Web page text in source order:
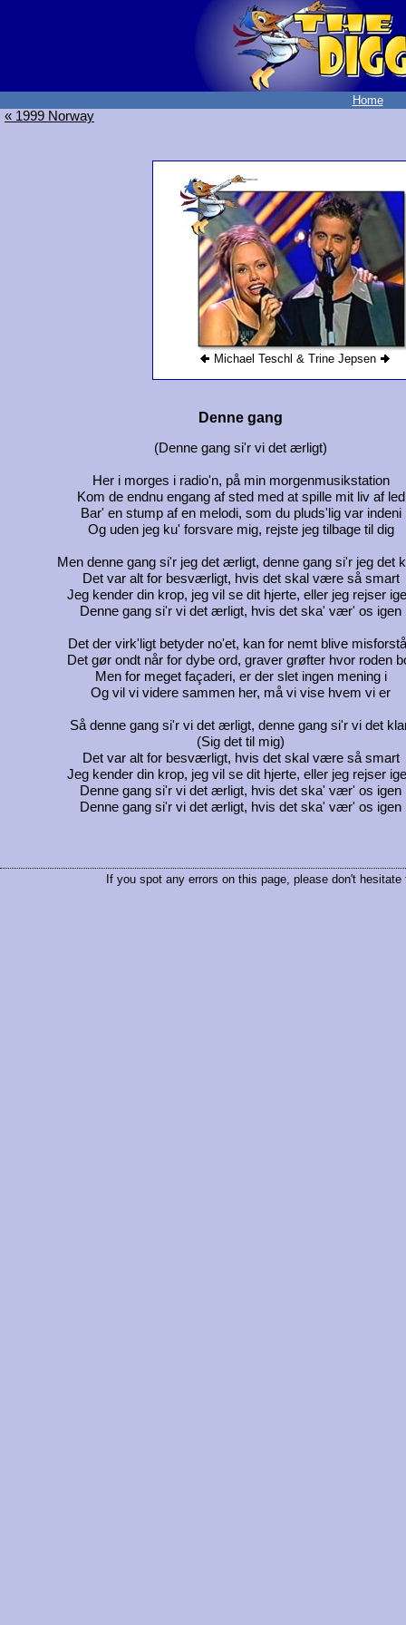
Home
« 1999 Norway
Michael Teschl & Trine Jepsen
Denne gang
(Denne gang si'r vi det ærligt)
Her i morges i radio'n, på min morgenmusikstation
Kom de endnu engang af sted med at spille mit liv af led
Bar' en stump af en melodi, som du pluds'lig var indeni
Og uden jeg ku' forsvare mig, rejste jeg tilbage til dig
Men denne gang si'r jeg det ærligt, denne gang si'r jeg det
Det var alt for besværligt, hvis det skal være så smart
Jeg kender din krop, jeg vil se dit hjerte, eller jeg rejser
Denne gang si'r vi det ærligt, hvis det ska' vær' os igen
Det der virk'ligt betyder no'et, kan for nemt blive
Det gør ondt når for dybe ord, graver grøfter hvor roden
Men for meget façaderi, er der slet ingen mening i
Og vil vi videre sammen her, må vi vise hvem vi er
Så denne gang si'r vi det ærligt, denne gang si'r vi det
(Sig det til mig)
Det var alt for besværligt, hvis det skal være så smart
Jeg kender din krop, jeg vil se dit hjerte, eller jeg rejser
Denne gang si'r vi det ærligt, hvis det ska' vær' os igen
Denne gang si'r vi det ærligt, hvis det ska' vær' os igen
If you spot any errors on this page, please don't